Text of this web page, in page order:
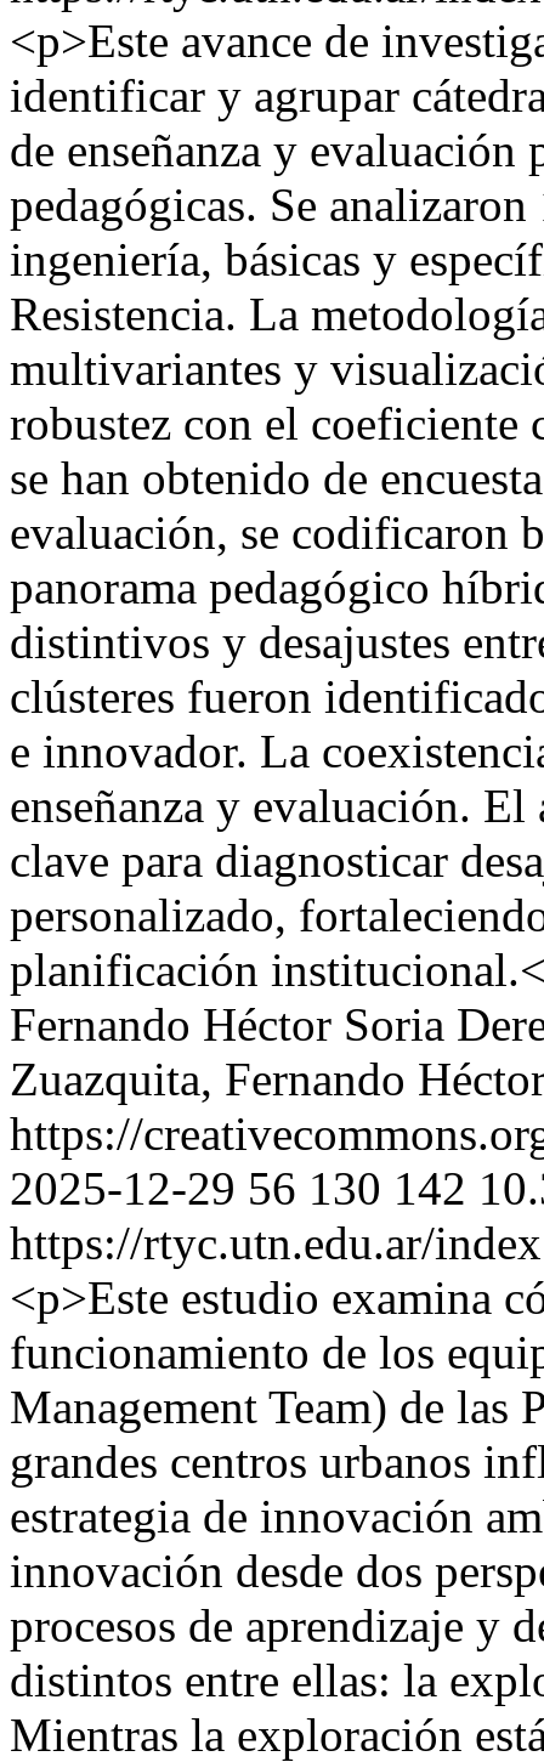
<p>Este avance de
identificar y agrupar
de enseñanza y evaluación
pedagógicas. Se
ingeniería, básicas y
Resistencia. La
multivariantes y
robustez con el
se han obtenido de
evaluación, se codificaron
panorama pedagógico
distintivos y desajustes
clústeres fueron
e innovador. La
enseñanza y evaluación.
clave para diagnosticar
personalizado,
planificación
Fernando Héctor Soria
Zuazquita, Fernando
https://
2025-12-29 56 130 142
https://rtyc.utn.edu.ar/
<p>Este estudio examina
funcionamiento de los
Management Team) de las
grandes centros urbanos
estrategia de innovación
innovación desde dos
procesos de aprendizaje y
distintos entre ellas: la
Mientras la exploración